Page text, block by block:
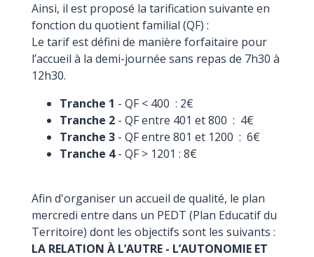
Ainsi, il est proposé la tarification suivante en
fonction du quotient familial (QF) :
Le tarif est défini de manière forfaitaire pour
l’accueil à la demi-journée sans repas de 7h30 à
12h30.
Tranche 1 - QF < 400 : 2€
Tranche 2 - QF entre 401 et 800 : 4€
Tranche 3 - QF entre 801 et 1200 : 6€
Tranche 4- QF > 1201 : 8€
Afin d'organiser un accueil de qualité, le plan
mercredi entre dans un PEDT (Plan Educatif du
Territoire) dont les objectifs sont les suivants :
LA RELATION À L’AUTRE - L’AUTONOMIE ET